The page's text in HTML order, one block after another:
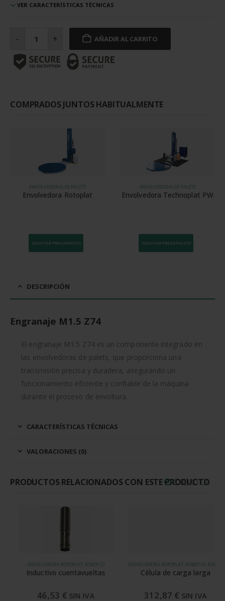
VER CARACTERÍSTICAS TÉCNICAS
- M1.5 + AÑADIR AL CARRITO
COMPRADOS JUNTOS HABITUALMENTE
ENVOLVEDORAS DE PALETS
Envolvedora Rotoplat
SOLICITAR PRESUPUESTO
ENVOLVEDORAS DE PALETS
Envolvedora Technoplat PW
SOLICITAR PRESUPUESTO
DESCRIPCIÓN
Engranaje M1.5 Z74
El engranaje M1.5 Z74 es un componente integrado en
las envolvedoras de palets, que proporciona una
transmisión precisa y duradera, asegurando un
funcionamiento eficiente y confiable de la máquina
durante el proceso de envoltura.
CARACTERÍSTICAS TÉCNICAS
VALORACIONES (0)
PRODUCTOS RELACIONADOS CON ESTE PRODUCTO
ENVOLVEDORA ROTOPLAT, ROBOT S7
Inductivo cuentavueltas
46,53€ SIN IVA
ENVOLVEDORA ROTOPLAT, ROBOT S5, ROBOT S6
Célula de carga larga
312,87€ SIN IVA